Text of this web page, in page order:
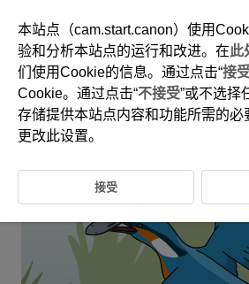
6-34 动物：鸟类(飞行中或俯冲
该设置非常适合拍摄突然移动或快速移动的小
本站点（cam.start.canon）使用
验和分析本站点的运行和改进。在此
们使用Cookie的信息。通过点击“接
Cookie。通过点击“不接受”或不选择
存储提供本站点内容和功能所需的
更改此设置。
接受